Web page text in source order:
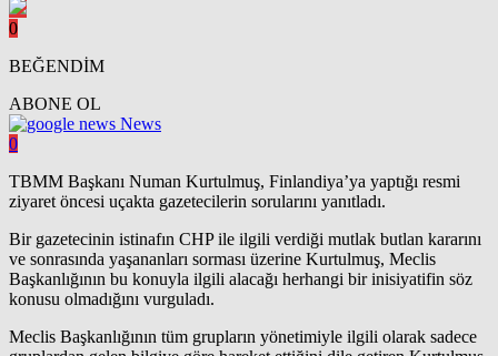
0
BEĞENDİM
ABONE OL
News
0
TBMM Başkanı Numan Kurtulmuş, Finlandiya’ya yaptığı resmi
ziyaret öncesi uçakta gazetecilerin sorularını yanıtladı.
Bir gazetecinin istinafın CHP ile ilgili verdiği mutlak butlan kararını
ve sonrasında yaşananları sorması üzerine Kurtulmuş, Meclis
Başkanlığının bu konuyla ilgili alacağı herhangi bir inisiyatifin söz
konusu olmadığını vurguladı.
Meclis Başkanlığının tüm grupların yönetimiyle ilgili olarak sadece